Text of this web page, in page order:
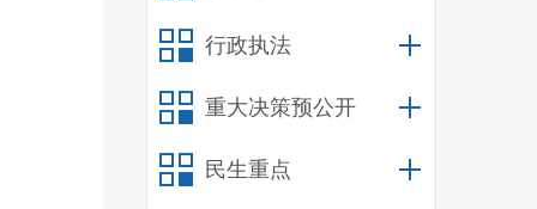
行政执法
重大决策预公开
民生重点